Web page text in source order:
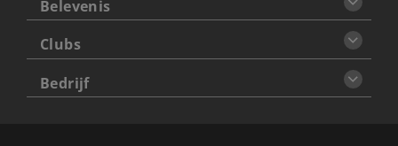
Belevenis
Clubs
Bedrijf